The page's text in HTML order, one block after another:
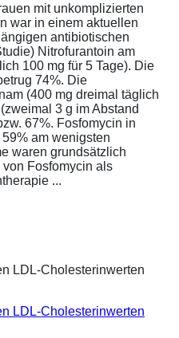
mit unkomplizierten
war in einem aktuellen
antibiotischen
Nitrofurantoin am
100 mg für 5 Tage). Die
74%. Die
(400 mg dreimal täglich
3 g im Abstand
67%. Fosfomycin in
am wenigsten
waren grundsätzlich
Fosfomycin als
...
LDL-Cholesterinwerten